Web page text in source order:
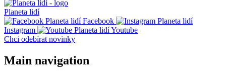
Planeta lidí
Facebook
Instagram
Youtube
Chci odebírat novinky
Main navigation